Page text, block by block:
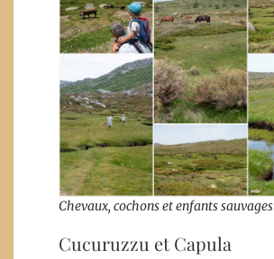
Chevaux, cochons et enfants sauvages
Cucuruzzu et Capula